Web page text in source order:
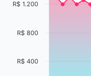
R$ 400
R$ 800
R$ 1.200